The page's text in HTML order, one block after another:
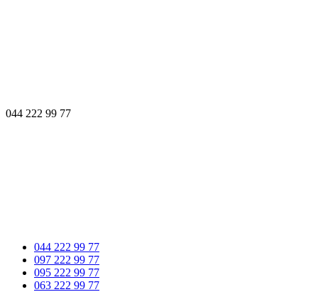
044 222 99 77
044 222 99 77
097 222 99 77
095 222 99 77
063 222 99 77